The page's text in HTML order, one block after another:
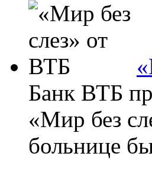
Банк ВТБ
«Мир без
больнице